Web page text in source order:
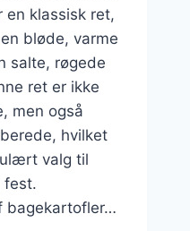
en klassisk ret,
bløde, varme
salte, røgede
ret er ikke
men også
hvilket
valg til
fest.
bagekartofler…